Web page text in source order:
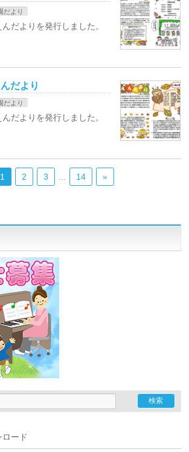
だより
だよりを発行しました。
だより
だより
だよりを発行しました。
1 2 3 14 »
ード